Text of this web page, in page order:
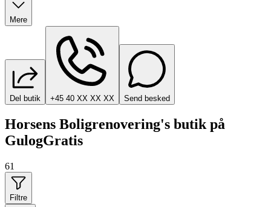
Mere
Del butik +45 40 XX XX XX Send besked
Horsens Boligrenovering's butik på
GulogGratis
61
Filtre